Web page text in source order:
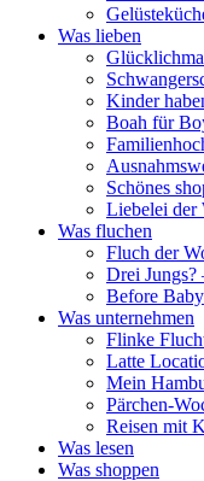
Was lieben
Kinder
Boah für
Schönes
Liebelei der
Was fluchen
Fluch der
Drei
Before Baby
Was unternehmen
Flinke
Latte
Mein
Pärchen-
Reisen mit
Was lesen
Was shoppen